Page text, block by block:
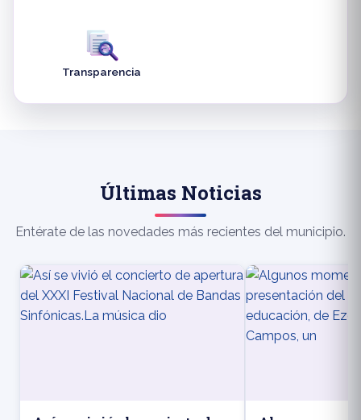
Transparencia
Últimas Noticias
Entérate de las novedades más recientes del municipio.